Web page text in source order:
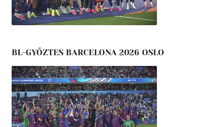
BL-GYŐZTES BARCELONA 2026 OSLO